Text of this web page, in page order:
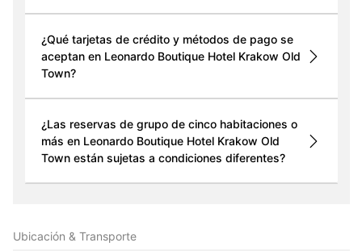
¿Qué tarjetas de crédito y métodos de pago se
aceptan en Leonardo Boutique Hotel Krakow Old
Town?
¿Las reservas de grupo de cinco habitaciones o
más en Leonardo Boutique Hotel Krakow Old
Town están sujetas a condiciones diferentes?
Ubicación & Transporte